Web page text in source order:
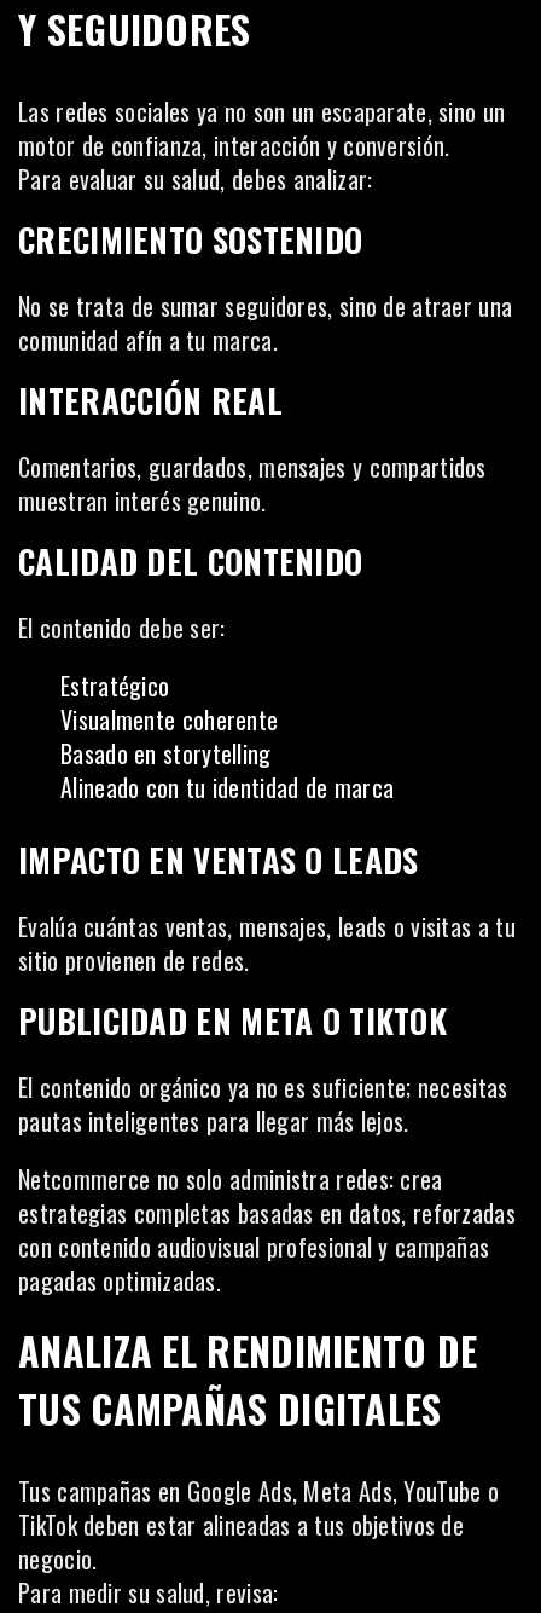
Y SEGUIDORES
Las redes sociales ya no son un escaparate, sino un
motor de confianza, interacción y conversión.
Para evaluar su salud, debes analizar:
CRECIMIENTO SOSTENIDO
No se trata de sumar seguidores, sino de atraer una
comunidad afín a tu marca.
INTERACCIÓN REAL
Comentarios, guardados, mensajes y compartidos
muestran interés genuino.
CALIDAD DEL CONTENIDO
El contenido debe ser:
Estratégico
Visualmente coherente
Basado en storytelling
Alineado con tu identidad de marca
IMPACTO EN VENTAS O LEADS
Evalúa cuántas ventas, mensajes, leads o visitas a tu
sitio provienen de redes.
PUBLICIDAD EN META O TIKTOK
El contenido orgánico ya no es suficiente; necesitas
pautas inteligentes para llegar más lejos.
Netcommerce no solo administra redes: crea
estrategias completas basadas en datos, reforzadas
con contenido audiovisual profesional y campañas
pagadas optimizadas.
ANALIZA EL RENDIMIENTO DE
TUS CAMPAÑAS DIGITALES
Tus campañas en Google Ads, Meta Ads, YouTube o
TikTok deben estar alineadas a tus objetivos de
negocio.
Para medir su salud, revisa: